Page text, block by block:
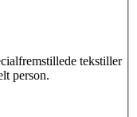
tekstiller
person.